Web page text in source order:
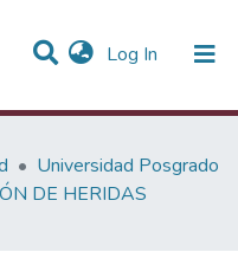
Log In (current)
Universidad Posgrado
DE HERIDAS